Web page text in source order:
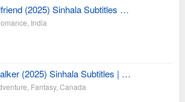
(2025) Sinhala Subtitles …
India
(2025) Sinhala Subtitles | …
Fantasy, Canada